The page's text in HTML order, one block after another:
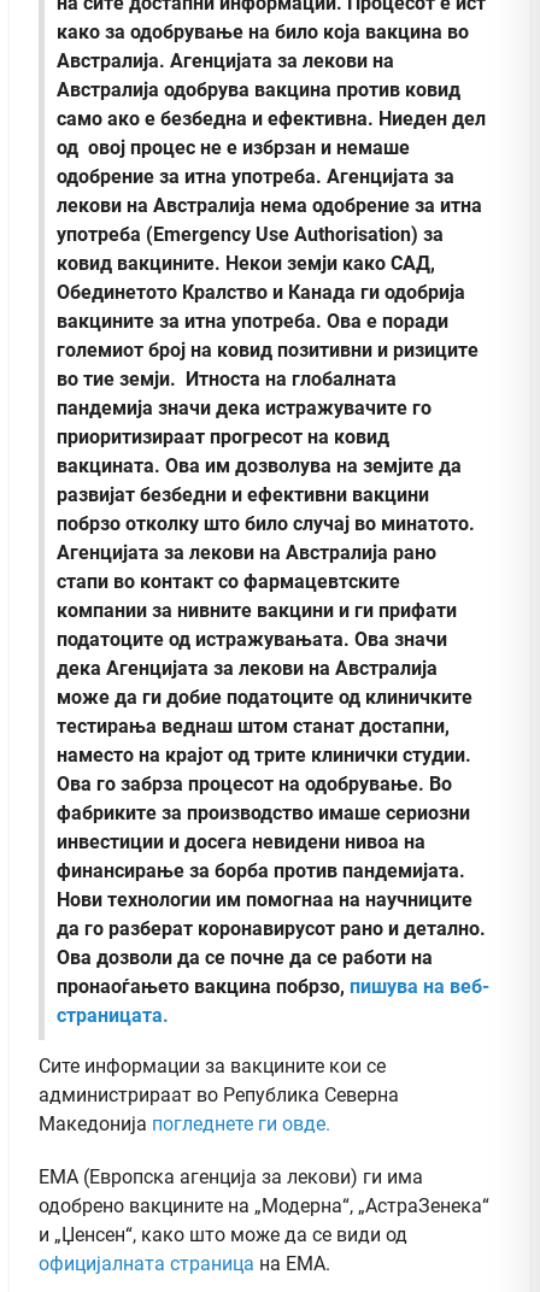
како за одобрување на било која вакцина во
Австралија. Агенцијата за лекови на
Австралија одобрува вакцина против ковид
само ако е безбедна и ефективна. Ниеден дел
од овој процес не е избрзан и немаше
одобрение за итна употреба. Агенцијата за
лекови на Австралија нема одобрение за итна
употреба (Emergency Use Authorisation) за
ковид вакцините. Некои земји како САД,
Обединетото Кралство и Канада ги одобрија
вакцините за итна употреба. Ова е поради
големиот број на ковид позитивни и ризиците
во тие земји. Итноста на глобалната
пандемија значи дека истражувачите го
приоритизираат прогресот на ковид
вакцината. Ова им дозволува на земјите да
развијат безбедни и ефективни вакцини
побрзо отколку што било случај во минатото.
Агенцијата за лекови на Австралија рано
стапи во контакт со фармацевтските
компании за нивните вакцини и ги прифати
податоците од истражувањата. Ова значи
дека Агенцијата за лекови на Австралија
може да ги добие податоците од клиничките
тестирања веднаш штом станат достапни,
наместо на крајот од трите клинички студии.
Ова го забрза процесот на одобрување. Во
фабриките за производство имаше сериозни
инвестиции и досега невидени нивоа на
финансирање за борба против пандемијата.
Нови технологии им помогнаа на научниците
да го разберат коронавирусот рано и детално.
Ова дозволи да се почне да се работи на
пронаоѓањето вакцина побрзо, пишува на веб-
страницата.
Сите информации за вакцините кои се
администрираат во Република Северна
Македонија погледнете ги овде.
ЕМА (Европска агенција за лекови) ги има
одобрено вакцините на „Модерна“, „АстраЗенека“
и „Џенсен“, како што може да се види од
официјалната страница на ЕМА.